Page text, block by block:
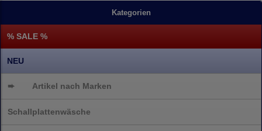
Kategorien
% SALE %
NEU
➨ Artikel nach Marken
Schallplattenwäsche